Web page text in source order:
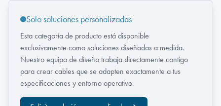
Solo soluciones personalizadas
Esta categoría de producto está disponible
exclusivamente como soluciones diseñadas a medida.
Nuestro equipo de diseño trabaja directamente contigo
para crear cables que se adapten exactamente a tus
especificaciones y entorno operativo.